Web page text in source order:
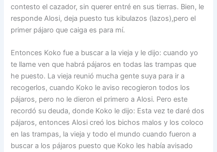
contesto el cazador, sin querer entré en sus tierras. Bien, le
responde Alosi, deja puesto tus kibulazos (lazos),pero el
primer pájaro que caiga es para mí.
Entonces Koko fue a buscar a la vieja y le dijo: cuando yo
te llame ven que habrá pájaros en todas las trampas que
he puesto. La vieja reunió mucha gente suya para ir a
recogerlos, cuando Koko le aviso recogieron todos los
pájaros, pero no le dieron el primero a Alosi. Pero este
recordó su deuda, donde Koko le dijo: Esta vez te daré dos
pájaros, entonces Alosi creó los bichos malos y los coloco
en las trampas, la vieja y todo el mundo cuando fueron a
buscar a los pájaros puesto que Koko les había avisado